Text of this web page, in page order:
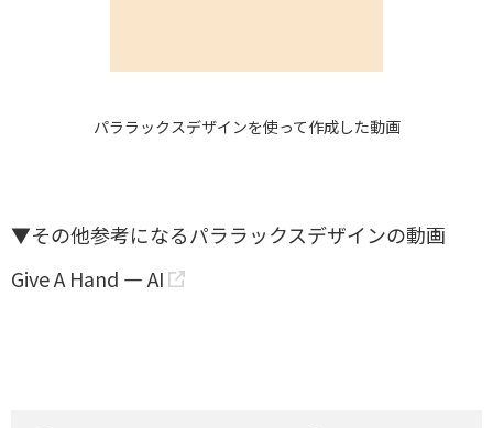
パララックスデザインを使って作成した動画
▼その他参考になるパララックスデザインの動画
Give A Hand — AI